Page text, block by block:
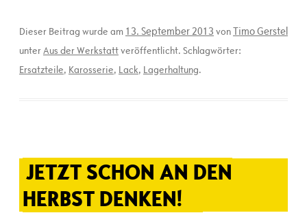
Dieser Beitrag wurde am 13. September 2013 vonTimo Gerstel
unterAus der Werkstattveröffentlicht. Schlagwörter:
Ersatzteile, Karosserie, Lack, Lagerhaltung.
JETZT SCHON AN DEN
HERBST DENKEN!